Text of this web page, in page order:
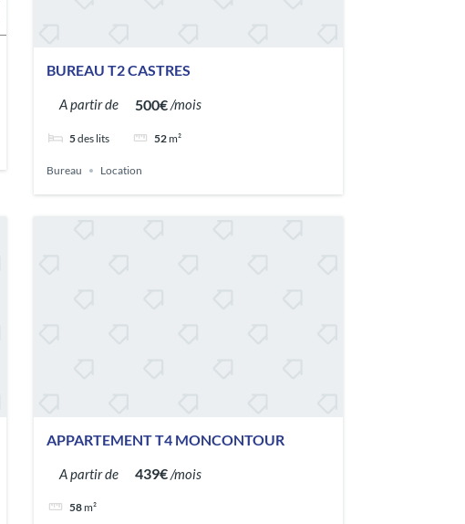
BUREAU T2 CASTRES
A partir de 500€/mois
5des lits 52m²
Bureau Location
APPARTEMENT T4 MONCONTOUR
A partir de 439€/mois
58m²